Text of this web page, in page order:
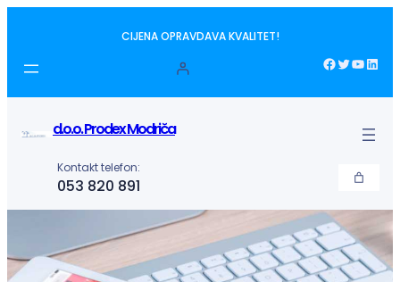
sadržaj
CIJENA OPRAVDAVA KVALITET!
Facebook Twitter YouTube LinkedIn
d.o.o. Prodex Modriča
Kontakt telefon:
053 820 891